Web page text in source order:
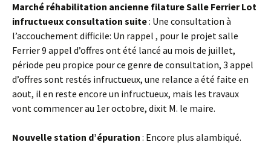
Marché réhabilitation ancienne filature Salle Ferrier Lot
infructueux consultation suite: Une consultation à
l’accouchement difficile: Un rappel , pour le projet salle
Ferrier 9 appel d’offres ont été lancé au mois de juillet,
période peu propice pour ce genre de consultation, 3 appel
d’offres sont restés infructueux, une relance a été faite en
aout, il en reste encore un infructueux, mais les travaux
vont commencer au 1er octobre, dixit M. le maire.
Nouvelle station d’épuration : Encore plus alambiqué.